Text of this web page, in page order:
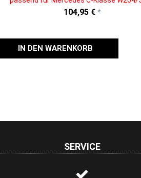
104,95 € *
IN DEN WARENKORB
SERVICE